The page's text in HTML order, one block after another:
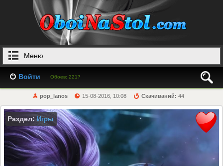
Меню
Войти Обоев: 2217
pop_lanos 15-08-2016, 10:08 Скачиваний: 44
Раздел:Игры